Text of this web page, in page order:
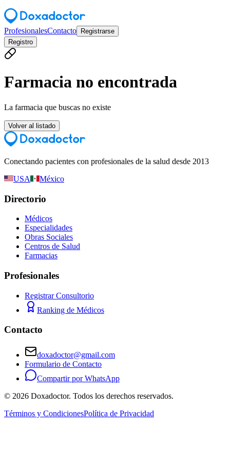
ProfesionalesContacto
Registrarse
Registro
Farmacia no encontrada
La farmacia que buscas no existe
Volver al listado
Conectando pacientes con profesionales de la salud desde 2013
USA
México
Directorio
Médicos
Especialidades
Obras Sociales
Centros de Salud
Farmacias
Profesionales
Registrar Consultorio
Ranking de Médicos
Contacto
doxadoctor@gmail.com
Formulario de Contacto
Compartir por WhatsApp
© 2026 Doxadoctor. Todos los derechos reservados.
Términos y CondicionesPolítica de Privacidad